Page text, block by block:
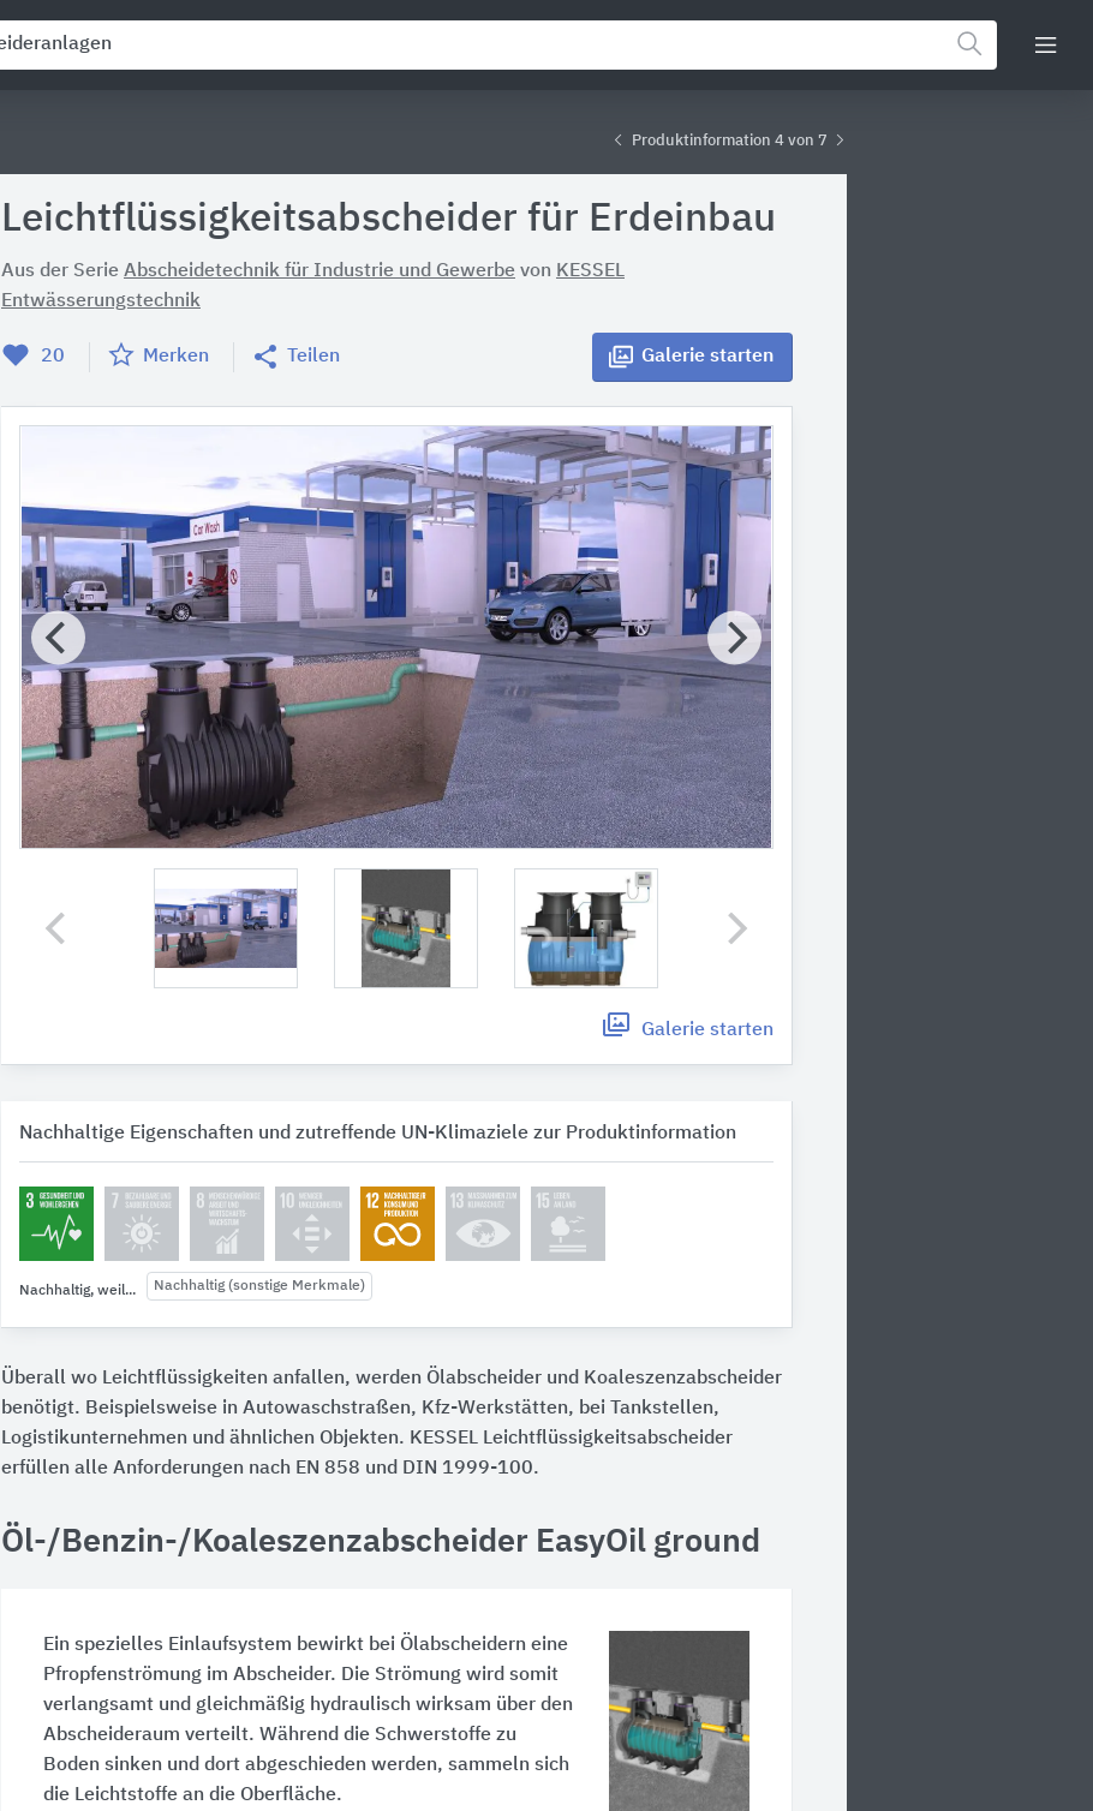
Produktinformation 4 von 7
Leichtflüssigkeitsabscheider ​​für Erdeinbau
Aus der Serie Abscheidetechnik für Industrie und Gewerbe von KESSEL
Entwässerungstechnik
20 Merken Teilen Galerie starten
Galerie starten
Nachhaltige Eigenschaften und zutreffende UN-Klimaziele zur Produktinformation
Nachhaltig, weil... Nachhaltig (sonstige Merkmale)
Überall wo Leichtflüssigkeiten anfallen, werden Ölabscheider und Koaleszenzabscheider
benötigt. Beispielsweise in Autowaschstraßen, Kfz-Werkstätten, bei Tankstellen,
Logistikunternehmen und ähnlichen Objekten. KESSEL Leichtflüssigkeitsabscheider
erfüllen alle Anforderungen nach EN 858 und DIN 1999-100.
Öl-/Benzin-/Koaleszenzabscheider EasyOil ground
Ein spezielles Einlaufsystem bewirkt bei Ölabscheidern eine
Pfropfenströmung im Abscheider. Die Strömung wird somit
verlangsamt und gleichmäßig hydraulisch wirksam über den
Abscheideraum verteilt. Während die Schwerstoffe zu
Boden sinken und dort abgeschieden werden, sammeln sich
die Leichtstoffe an die Oberfläche.